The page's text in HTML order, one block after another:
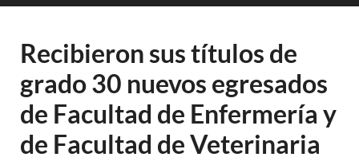
Recibieron sus títulos de
grado 30 nuevos egresados
de Facultad de Enfermería y
de Facultad de Veterinaria